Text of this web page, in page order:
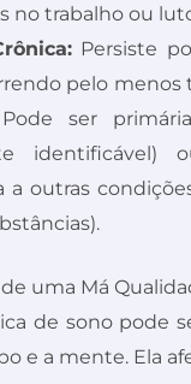
no trabalho ou
Persiste
pelo menos
ser
identificável)
a outras
uma Má
de sono pode
e a mente. Ela